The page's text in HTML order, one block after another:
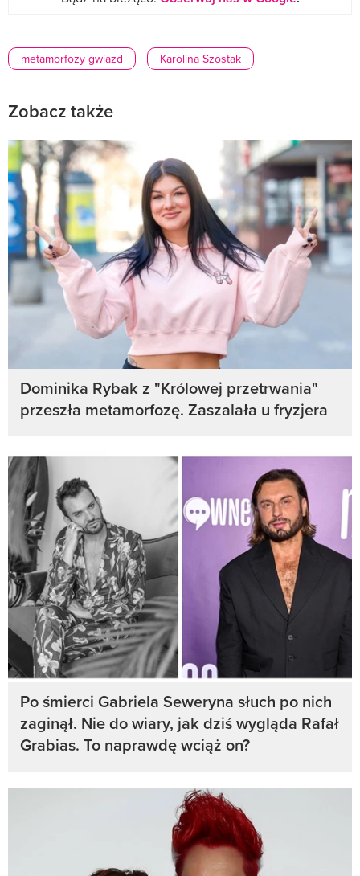
metamorfozy gwiazd Karolina Szostak
Zobacz także
Dominika Rybak z "Królowej przetrwania"
przeszła metamorfozę. Zaszalała u fryzjera
Po śmierci Gabriela Seweryna słuch po nich
zaginął. Nie do wiary, jak dziś wygląda Rafał
Grabias. To naprawdę wciąż on?